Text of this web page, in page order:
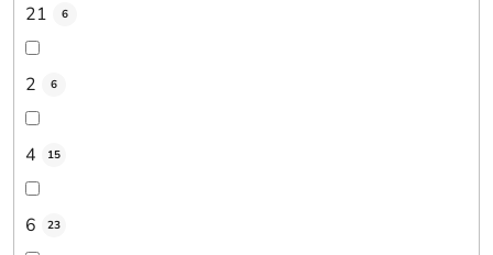
21 6
2 6
4 15
6 23